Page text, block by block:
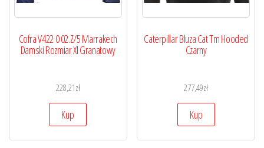
Cofra V422 0 02.Z/5 Marrakech
Damski Rozmiar Xl Granatowy
228,21zł
Kup
Caterpillar Bluza Cat Tm Hooded
Czarny
277,49zł
Kup